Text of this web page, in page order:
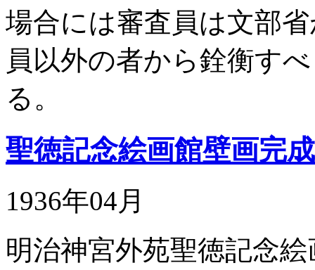
場合には審査員は文部
員以外の者から銓衡す
る。
聖徳記念絵画館壁画
1936年04月
明治神宮外苑聖徳記念